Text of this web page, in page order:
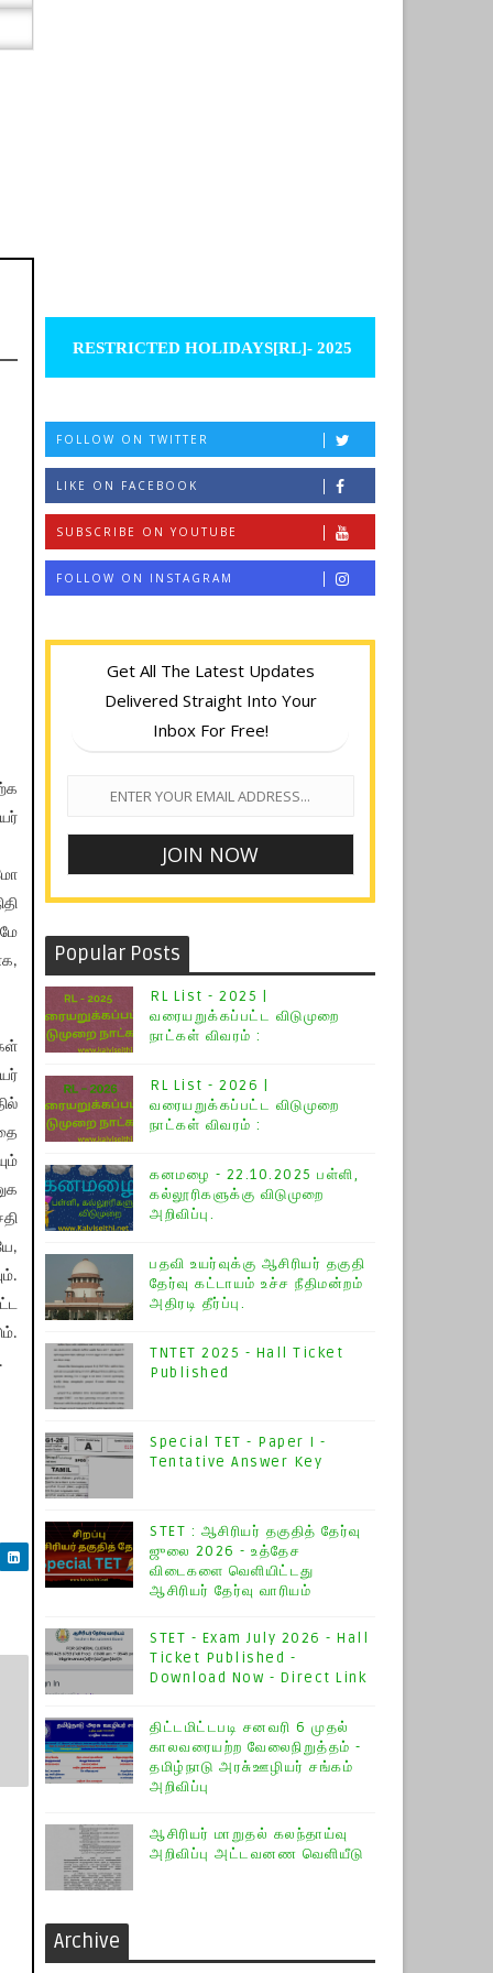
RESTRICTED HOLIDAYS[RL]- 2025
FOLLOW ON TWITTER
LIKE ON FACEBOOK
SUBSCRIBE ON YOUTUBE
FOLLOW ON INSTAGRAM
Get All The Latest Updates
Delivered Straight Into Your
Inbox For Free!
Popular Posts
RL List - 2025 |
வரையறுக்கப்பட்ட விடுமுறை
நாட்கள் விவரம் :
RL List - 2026 |
வரையறுக்கப்பட்ட விடுமுறை
நாட்கள் விவரம் :
கனமழை - 22.10.2025 பள்ளி,
கல்லூரிகளுக்கு விடுமுறை
அறிவிப்பு.
பதவி உயர்வுக்கு ஆசிரியர் தகுதி
தேர்வு கட்டாயம் உச்ச நீதிமன்றம்
அதிரடி தீர்ப்பு.
TNTET 2025 - Hall Ticket
Published
Special TET - Paper I -
Tentative Answer Key
STET : ஆசிரியர் தகுதித் தேர்வு
ஜுலை 2026 - உத்தேச
விடைகளை வெளியிட்டது
ஆசிரியர் தேர்வு வாரியம்
STET - Exam July 2026 - Hall
Ticket Published -
Download Now - Direct Link
திட்டமிட்டபடி சனவரி 6 முதல்
காலவரையற்ற வேலைநிறுத்தம் -
தமிழ்நாடு அரசு்ஊழியர் சங்கம்
அறிவிப்பு
ஆசிரியர் மாறுதல் கலந்தாய்வு
அறிவிப்பு அட்டவனண வெளியீடு
Archive